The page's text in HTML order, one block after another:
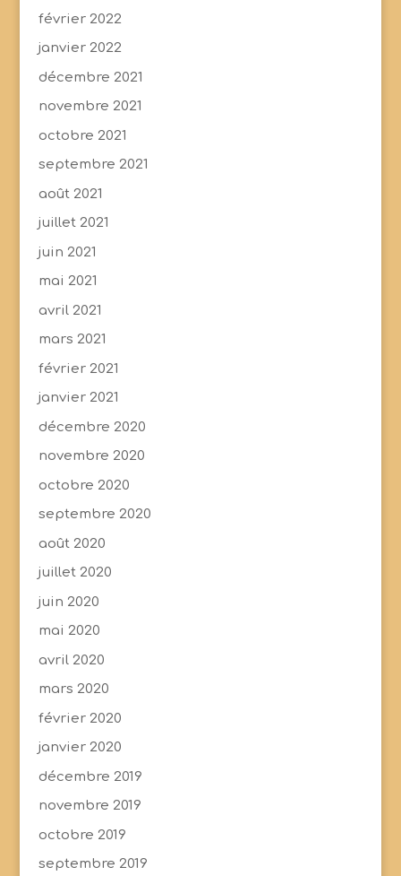
février 2022
janvier 2022
décembre 2021
novembre 2021
octobre 2021
septembre 2021
août 2021
juillet 2021
juin 2021
mai 2021
avril 2021
mars 2021
février 2021
janvier 2021
décembre 2020
novembre 2020
octobre 2020
septembre 2020
août 2020
juillet 2020
juin 2020
mai 2020
avril 2020
mars 2020
février 2020
janvier 2020
décembre 2019
novembre 2019
octobre 2019
septembre 2019